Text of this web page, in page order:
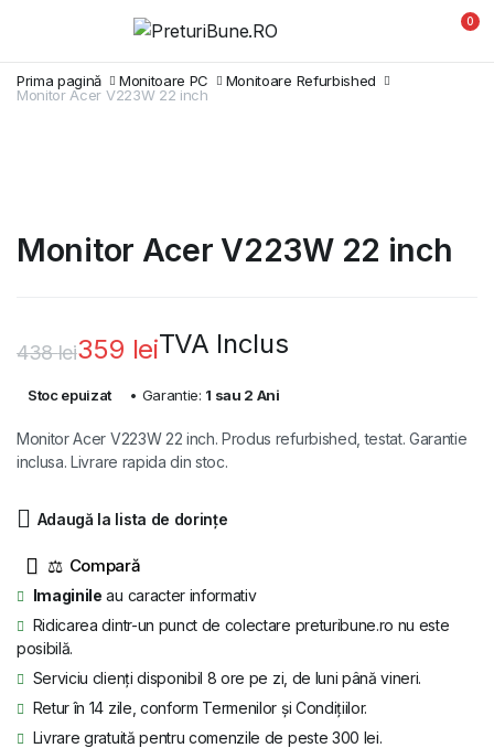
0
Prima pagină Monitoare PC
Monitoare Refurbished
Monitor Acer V223W 22 inch
Monitor Acer V223W 22 inch
438lei
a
359 lei
este:
TVA Inclus
Stoc epuizat • Garantie: 1 sau 2 Ani
Monitor Acer V223W 22 inch. Produs refurbished, testat. Garantie
inclusa. Livrare rapida din stoc.
Adaugă la lista de dorințe
⚖
Imaginile au caracter informativ
Ridicarea dintr-un punct de colectare preturibune.ro nu este
posibilă.
Serviciu clienți disponibil 8 ore pe zi, de luni până vineri.
Retur în 14 zile, conform Termenilor și Condițiilor.
Livrare gratuită pentru comenzile de peste 300 lei.